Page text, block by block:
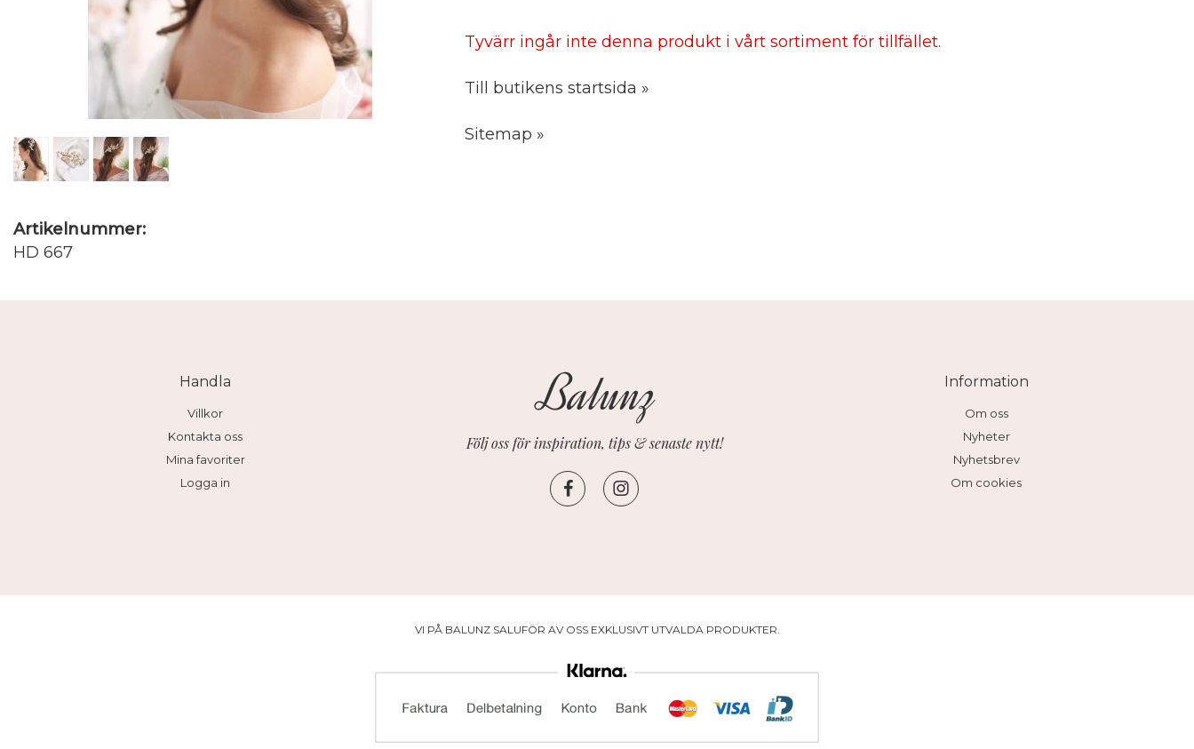
Tyvärr ingår inte denna produkt i vårt sortiment för tillfället.
Till butikens startsida »
Sitemap »
Artikelnummer:
HD 667
Handla
Villkor
Kontakta oss
Mina favoriter
Logga in
Följ oss för inspiration, tips & senaste nytt!
Information
Om oss
Nyheter
Nyhetsbrev
Om cookies
VI PÅ BALUNZ SALUFÖR AV OSS EXKLUSIVT UTVALDA PRODUKTER.